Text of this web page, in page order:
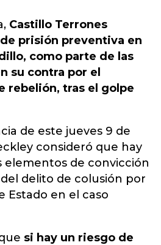
Castillo Terrones
prisión preventiva en
como parte de las
su contra por el
rebelión, tras el golpe
de este jueves 9 de
consideró que hay
elementos de convicción
delito de colusión por
Estado en el caso
si hay un riesgo de